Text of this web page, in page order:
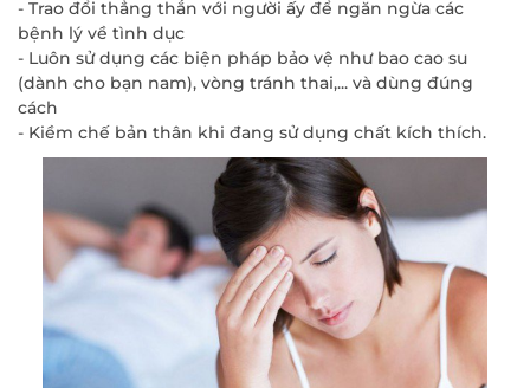
- Trao đổi thẳng thắn với người ấy để ngăn ngừa các
bệnh lý về tình dục
- Luôn sử dụng các biện pháp bảo vệ như bao cao su
(dành cho bạn nam), vòng tránh thai,... và dùng đúng
cách
- Kiềm chế bản thân khi đang sử dụng chất kích thích.